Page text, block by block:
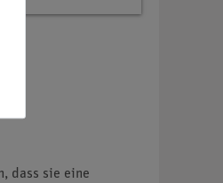
dass sie eine